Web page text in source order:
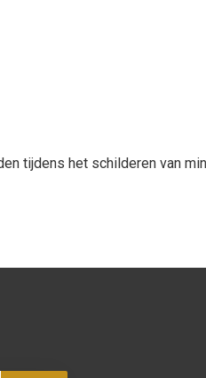
tijdens het schilderen van